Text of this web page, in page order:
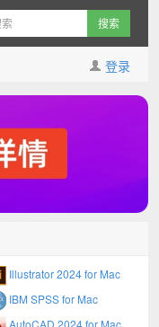
登录
Illustrator 2024 for Mac
IBM SPSS for Mac
AutoCAD 2024 for Mac